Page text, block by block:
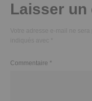
Laisser un
Votre adresse e-mail ne sera
Commentaire *